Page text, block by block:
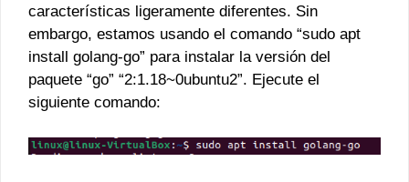
características ligeramente diferentes. Sin
embargo, estamos usando el comando “sudo apt
install golang-go” para instalar la versión del
paquete “go” “2:1.18~0ubuntu2”. Ejecute el
siguiente comando: